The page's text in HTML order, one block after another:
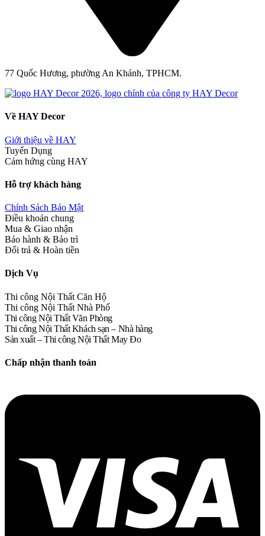
77 Quốc Hương, phường An Khánh, TPHCM.
Về HAY Decor
Giới thiệu về HAY
Tuyển Dụng
Cảm hứng cùng HAY
Hỗ trợ khách hàng
Chính Sách Bảo Mật
Điều khoản chung
Mua & Giao nhận
Bảo hành & Bảo trì
Đổi trả & Hoàn tiền
Dịch Vụ
Thi công Nội Thất Căn Hộ
Thi công Nội Thất Nhà Phố
Thi công Nội Thất Văn Phòng
Thi công Nội Thất Khách sạn – Nhà hàng
Sản xuất – Thi công Nội Thất May Đo
Chấp nhận thanh toán